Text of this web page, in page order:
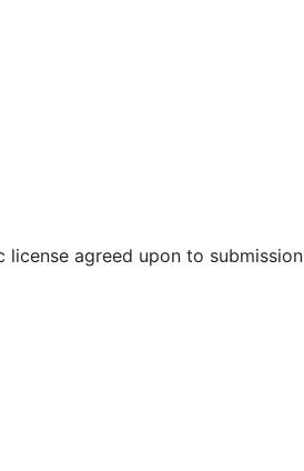
license agreed upon to submission